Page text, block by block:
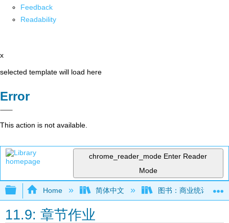
Feedback
Readability
x
selected template will load here
Error
This action is not available.
chrome_reader_mode Enter Reader
Mode
Expand/collapse global hierarchy
Home 简体中文 图书：商业统计
11.9: 章节作业